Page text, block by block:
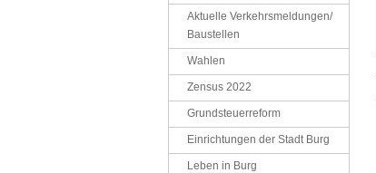
Aktuelle Verkehrsmeldungen/
Baustellen
Wahlen
Zensus 2022
Grundsteuerreform
Einrichtungen der Stadt Burg
Leben in Burg